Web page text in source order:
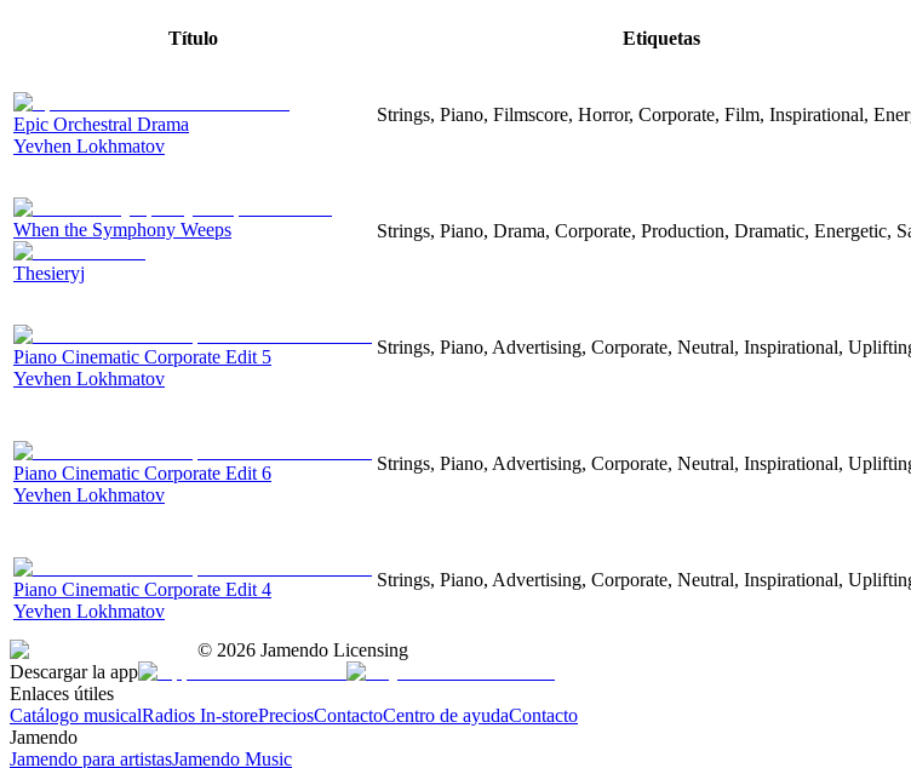
Título Etiquetas
Epic Orchestral Drama
Yevhen Lokhmatov
Strings, Piano, Filmscore, Horror, Corporate, Film, Inspirational,
When the Symphony Weeps
Thesieryj
Strings, Piano, Drama, Corporate, Production, Dramatic, Energetic,
Piano Cinematic Corporate Edit 5
Yevhen Lokhmatov
Strings, Piano, Advertising, Corporate, Neutral, Inspirational,
Piano Cinematic Corporate Edit 6
Yevhen Lokhmatov
Strings, Piano, Advertising, Corporate, Neutral, Inspirational,
Piano Cinematic Corporate Edit 4
Yevhen Lokhmatov
Strings, Piano, Advertising, Corporate, Neutral, Inspirational,
© 2026 Jamendo Licensing
Descargar la app
Enlaces útiles
Catálogo musicalRadios In-storePreciosContactoCentro de ayudaContacto
Jamendo
Jamendo para artistasJamendo Music